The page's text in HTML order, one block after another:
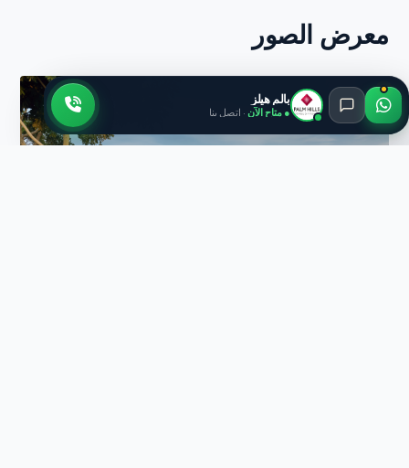
معرض الصور
بالم هيلز
● متاح الآن · اتصل بنا